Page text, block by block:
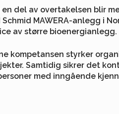
en del av overtakelsen blir
Schmid MAWERA-anlegg i
av større bioenergianlegg.
kompetansen styrker
Samtidig sikrer det
med inngående